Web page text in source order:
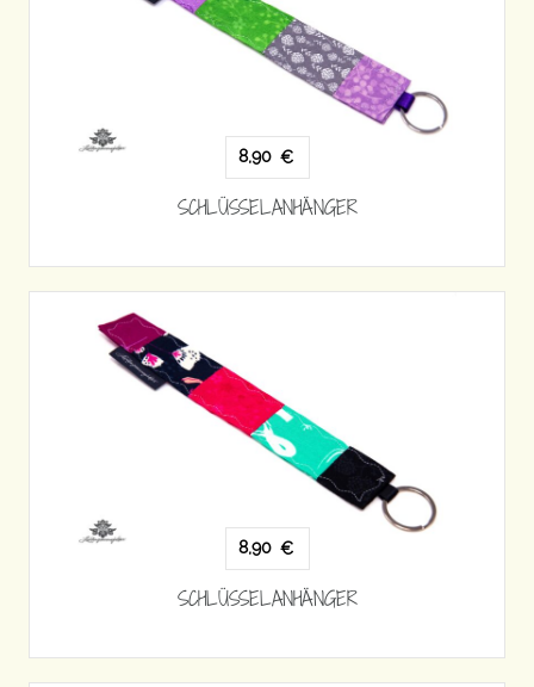
8,90 €
SCHLÜSSELANHÄNGER
8,90 €
SCHLÜSSELANHÄNGER